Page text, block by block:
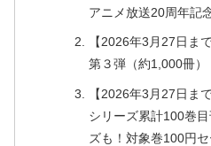
アニメ放送20周年記
【2026年3月27日
第３弾（約1,000冊）
【2026年3月27日ま
シリーズ累計100巻
ズも！対象巻100円セ